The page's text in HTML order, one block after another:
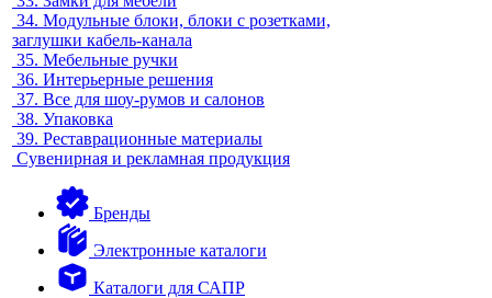
34. Модульные блоки, блоки с розетками,
заглушки кабель-канала
35. Мебельные ручки
36. Интерьерные решения
37. Все для шоу-румов и салонов
38. Упаковка
39. Реставрационные материалы
Сувенирная и рекламная продукция
Бренды
Электронные каталоги
Каталоги для САПР